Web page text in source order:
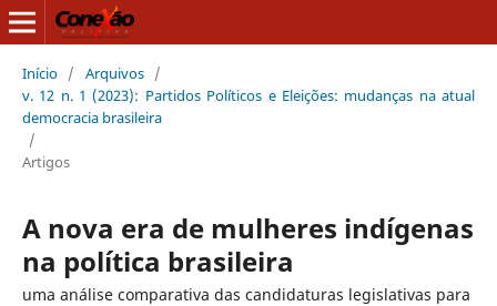
Início / Arquivos /
v. 12 n. 1 (2023): Partidos Políticos e Eleições: mudanças na atual
democracia brasileira
/
Artigos
A nova era de mulheres indígenas
na política brasileira
uma análise comparativa das candidaturas legislativas para